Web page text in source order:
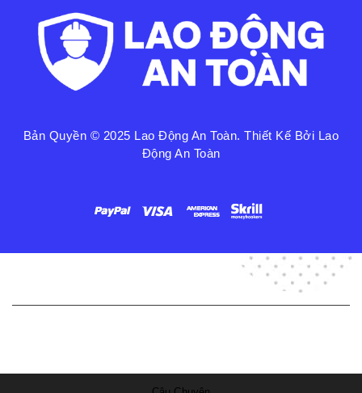
Bản Quyền © 2025 Lao Động An Toàn. Thiết Kế Bởi Lao
Động An Toàn